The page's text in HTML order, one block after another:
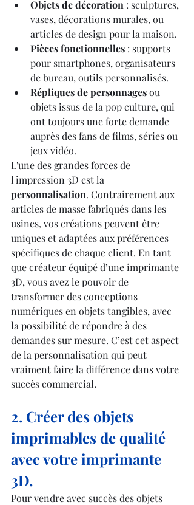
Objets de décoration : sculptures,
vases, décorations murales, ou
articles de design pour la maison.
Pièces fonctionnelles : supports
pour smartphones, organisateurs
de bureau, outils personnalisés.
Répliques de personnages ou
objets issus de la pop culture, qui
ont toujours une forte demande
auprès des fans de films, séries ou
jeux vidéo.
L'une des grandes forces de
l'impression 3D est la
personnalisation. Contrairement aux
articles de masse fabriqués dans les
usines, vos créations peuvent être
uniques et adaptées aux préférences
spécifiques de chaque client. En tant
que créateur équipé d’une imprimante
3D, vous avez le pouvoir de
transformer des conceptions
numériques en objets tangibles, avec
la possibilité de répondre à des
demandes sur mesure. C’est cet aspect
de la personnalisation qui peut
vraiment faire la différence dans votre
succès commercial.
2. Créer des objets
imprimables de qualité
avec votre imprimante
3D.
Pour vendre avec succès des objets